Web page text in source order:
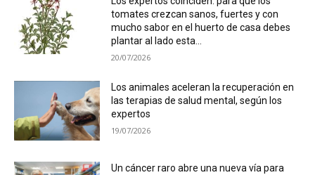
tomates crezcan sanos, fuertes y con
mucho sabor en el huerto de casa debes
plantar al lado esta...
20/07/2026
Los animales aceleran la recuperación en
las terapias de salud mental, según los
expertos
19/07/2026
Un cáncer raro abre una nueva vía para